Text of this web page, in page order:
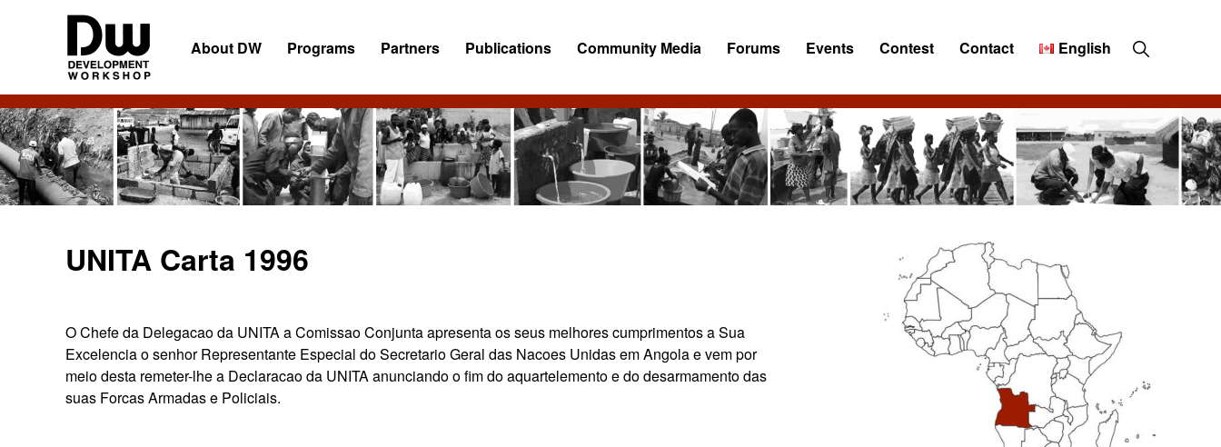
DW
Angola
Development
Workshop
Angola
About DW Programs Partners Publications Community Media Forums Events Contest Contact English Show
Search
UNITA Carta 1996
O Chefe da Delegacao da UNITA a Comissao Conjunta apresenta os seus melhores cumprimentos a Sua
Excelencia o senhor Representante Especial do Secretario Geral das Nacoes Unidas em Angola e vem por
meio desta remeter-lhe a Declaracao da UNITA anunciando o fim do aquartelemento e do desarmamento das
suas Forcas Armadas e Policiais.
Primary
Sidebar